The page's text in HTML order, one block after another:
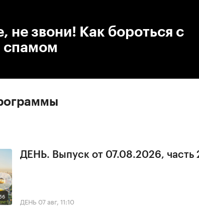
не звони! Как бороться с
спамом
ДЕНЬ. Выпуск от 07.08.2026, часть
ДЕНЬ 07 авг, 11:10